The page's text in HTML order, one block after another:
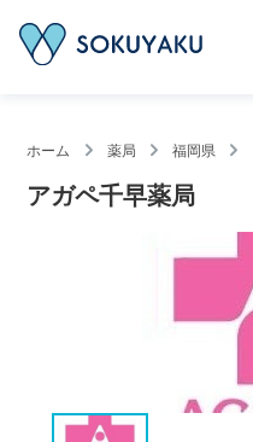
ホーム 薬局 福岡県
アガペ千早薬局